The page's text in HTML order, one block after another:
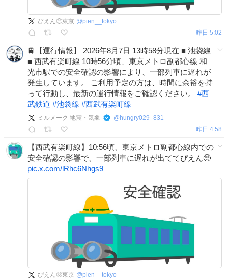
ぴえん🥺東京 @pien__tokyo
昨日 5:02
🚆【運行情報】 2026年8月7日 13時58分現在 ■ 池袋線
■ 西武有楽町線 10時56分頃、東京メトロ副都心線 和
光市駅での安全確認の影響により、一部列車に遅れが
発生しています。 ご利用予定の方は、時間に余裕を持
って行動し、最新の運行情報をご確認ください。 #西
武鉄道 #池袋線 #西武有楽町線
ミルメーク 地震・気象 @ hungry029_831
昨日 4:58
【西武有楽町線】10:56頃、東京メトロ副都心線内での
安全確認の影響で、一部列車に遅れが出ててぴえん🥺
pic.x.com/lRhc6Nhgs9
ぴえん🥺東京 @pien__tokyo